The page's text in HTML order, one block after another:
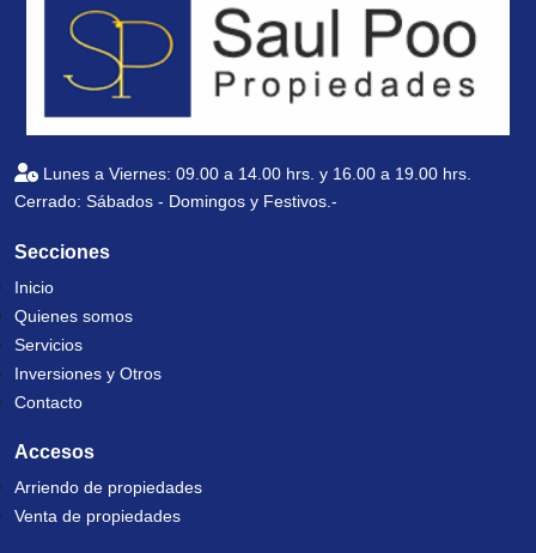
Lunes a Viernes: 09.00 a 14.00 hrs. y 16.00 a 19.00 hrs.
Cerrado: Sábados - Domingos y Festivos.-
Secciones
Inicio
Quienes somos
Servicios
Inversiones y Otros
Contacto
Accesos
Arriendo de propiedades
Venta de propiedades